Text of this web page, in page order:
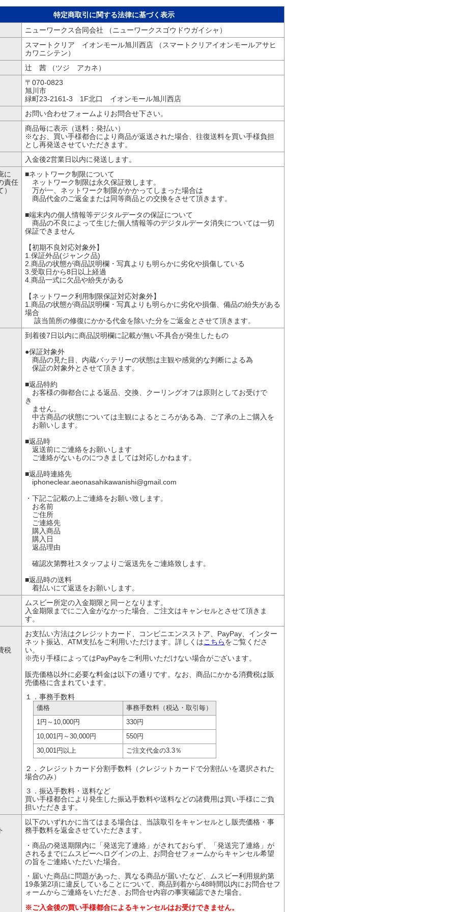
特定商取引に関する法律に基づく表示
ニューワークス合同会社 （ニューワークスゴウドウガイシャ）
スマートクリア イオンモール旭川西店 （スマートクリアイオンモールアサヒ
カワニシテン）
辻 茜 （ツジ アカネ）
〒070-0823
旭川市
緑町23-2161-3 1F北口 イオンモール旭川西店
お問い合わせフォームよりお問合せ下さい。
商品毎に表示（送料：発払い）
※なお、買い手様都合により商品が返送された場合、往復送料を買い手様負担
とし再発送させていただきます。
入金後2営業日以内に発送します。
に
責任
■ネットワーク制限について
ネットワーク制限は永久保証致します。
万が一、ネットワーク制限がかかってしまった場合は
商品代金のご返金または同等商品との交換をさせて頂きます。
■端末内の個人情報等デジタルデータの保証について
商品の不良によって生じた個人情報等のデジタルデータ消失については一切
保証できません
【初期不良対応対象外】
1.保証外品(ジャンク品)
2.商品の状態が商品説明欄・写真よりも明らかに劣化や損傷している
3.受取日から8日以上経過
4.商品一式に欠品や紛失がある
【ネットワーク利用制限保証対応対象外】
1.商品の状態が商品説明欄・写真よりも明らかに劣化や損傷、備品の紛失がある
場合
該当箇所の修復にかかる代金を除いた分をご返金とさせて頂きます。
到着後7日以内に商品説明欄に記載が無い不具合が発生したもの
●保証対象外
商品の見た目、内蔵バッテリーの状態は主観や感覚的な判断による為
保証の対象外とさせて頂きます。
■返品特約
お客様の御都合による返品、交換、クーリングオフは原則としてお受けで
き
ません。
中古商品の状態については主観によるところがある為、ご了承の上ご購入を
お願いします。
■返品時
返送前にご連絡をお願いします
ご連絡がないものにつきましては対応しかねます。
■返品時連絡先
iphoneclear.aeonasahikawanishi@gmail.com
・下記ご記載の上ご連絡をお願い致します。
お名前
ご住所
ご連絡先
購入商品
購入日
返品理由
確認次第弊社スタッフよりご返送先をご連絡致します。
■返品時の送料
着払いにて返送をお願いします。
ムスビー所定の入金期限と同一となります。
入金期限までにご入金がなかった場合、ご注文はキャンセルとさせて頂きま
す。
税
お支払い方法はクレジットカード、コンビニエンスストア、PayPay、インター
ネット振込、ATM支払をご利用いただけます。詳しくはこちらをご覧くださ
い。
※売り手様によってはPayPayをご利用いただけない場合がございます。
販売価格以外に必要な料金は以下の通りです。なお、商品にかかる消費税は販
売価格に含まれています。
１．事務手数料
価格 事務手数料 （税込・取引毎）
1円 ～10,000円
330円
10,001円 ～30,000円
550円
30,001円以上
ご注文代金の3.3％
２．クレジットカード分割手数料（クレジットカードで分割払いを選択された
場合のみ）
３．振込手数料・送料など
買い手様都合により発生した振込手数料や送料などの諸費用は買い手様にご負
担いただきます。
以下のいずれかに当てはまる場合は、当該取引をキャンセルとし販売価格・事
務手数料を返金させていただきます。
・商品の発送期限内に「発送完了連絡」がされておらず、「発送完了連絡」が
されるまでにムスビーへログインの上、お問合せフォームからキャンセル希望
の旨をご連絡いただいた場合。
・届いた商品に問題があった、異なる商品が届いたなど、ムスビー利用規約第
19条第2項に違反していることについて、商品到着から48時間以内にお問合せフ
ォームからご連絡をいただき、お問合せ内容の事実確認できた場合。
※ご入金後の買い手様都合によるキャンセルはお受けできません。